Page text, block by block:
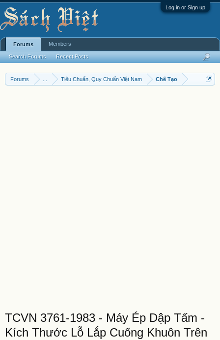
Log in or Sign up
Forums Tiêu Chuẩn, Quy Chuẩn Việt Nam Chế Tạo
TCVN 3761-1983 - Máy Ép Dập Tấm -
Kích Thước Lỗ Lắp Cuống Khuôn Trên
Forums
Search Forums Recent Posts
Members